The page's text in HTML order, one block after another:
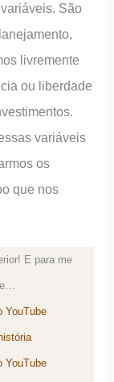
São
livremente
ou liberdade
variáveis
os
que nos
E para me
YouTube
YouTube